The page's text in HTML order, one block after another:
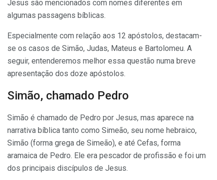
Jesus são mencionados com nomes diferentes em
algumas passagens bíblicas.
Especialmente com relação aos 12 apóstolos, destacam-
se os casos de Simão, Judas, Mateus e Bartolomeu. A
seguir, entenderemos melhor essa questão numa breve
apresentação dos doze apóstolos.
Simão, chamado Pedro
Simão é chamado de Pedro por Jesus, mas aparece na
narrativa bíblica tanto como Simeão, seu nome hebraico,
Simão (forma grega de Simeão), e até Cefas, forma
aramaica de Pedro. Ele era pescador de profissão e foi um
dos principais discípulos de Jesus.